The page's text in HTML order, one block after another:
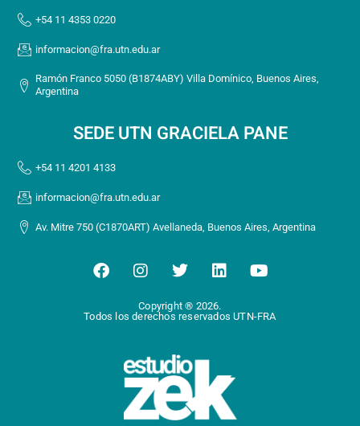
+54 11 4353 0220
informacion@fra.utn.edu.ar
Ramón Franco 5050 (B1874ABY) Villa Domínico, Buenos Aires,
Argentina
SEDE UTN GRACIELA PANE
+54 11 4201 4133
informacion@fra.utn.edu.ar
Av. Mitre 750 (C1870ART) Avellaneda, Buenos Aires, Argentina
F
a
e
I
n
s
t
r
a
m
T
w
i
t
r
L
i
k
n
Y
o
t
Copyright ® 2026.
Todos los derechos reservados UTN-FRA